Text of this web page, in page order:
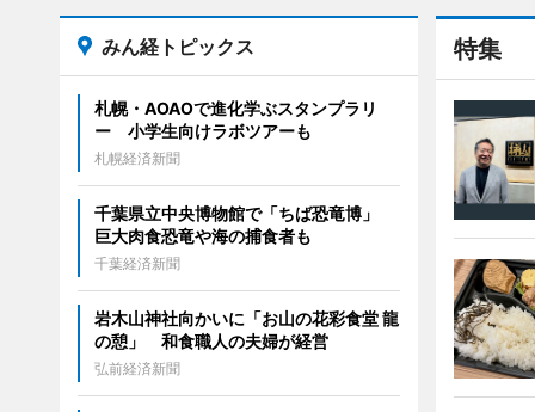
特集
みん経トピックス
札幌・AOAOで進化学ぶスタンプラリ
ー 小学生向けラボツアーも
札幌経済新聞
千葉県立中央博物館で「ちば恐竜博」
巨大肉食恐竜や海の捕食者も
千葉経済新聞
岩木山神社向かいに「お山の花彩食堂 龍
の憩」 和食職人の夫婦が経営
弘前経済新聞